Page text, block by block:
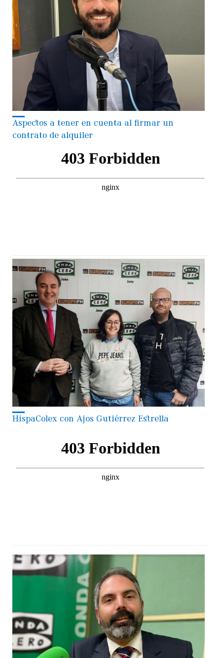
Aspectos a tener en cuenta al firmar un
contrato de alquiler
HispaColex con Ajos Gutiérrez Estrella